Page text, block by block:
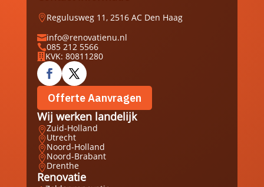
Regulusweg 11, 2516 AC Den Haag
info@renovatienu.nl
085 212 5566
 KVK: 80811280
Offerte Aanvragen
Wij werken landelijk
Zuid-Holland
Utrecht
Noord-Holland
Noord-Brabant
Drenthe
Renovatie